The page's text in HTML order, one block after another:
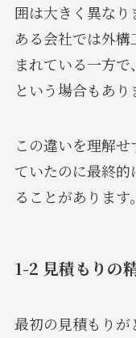
囲は大きく異なり
ある会社では外
まれている一方
という場合もあり
この違いを理解
ていたのに最終
ることがあります。
1-2 見積もりの
最初の見積もり